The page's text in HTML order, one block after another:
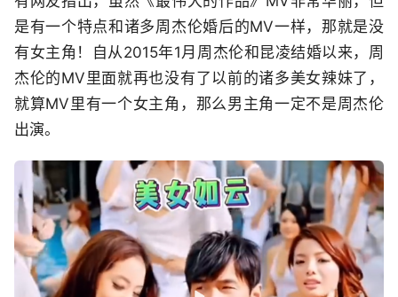
是有一个特点和诸多周杰伦婚后的MV一样，那就是没
有女主角！自从2015年1月周杰伦和昆凌结婚以来，周
杰伦的MV里面就再也没有了以前的诸多美女辣妹了，
就算MV里有一个女主角，那么男主角一定不是周杰伦
出演。